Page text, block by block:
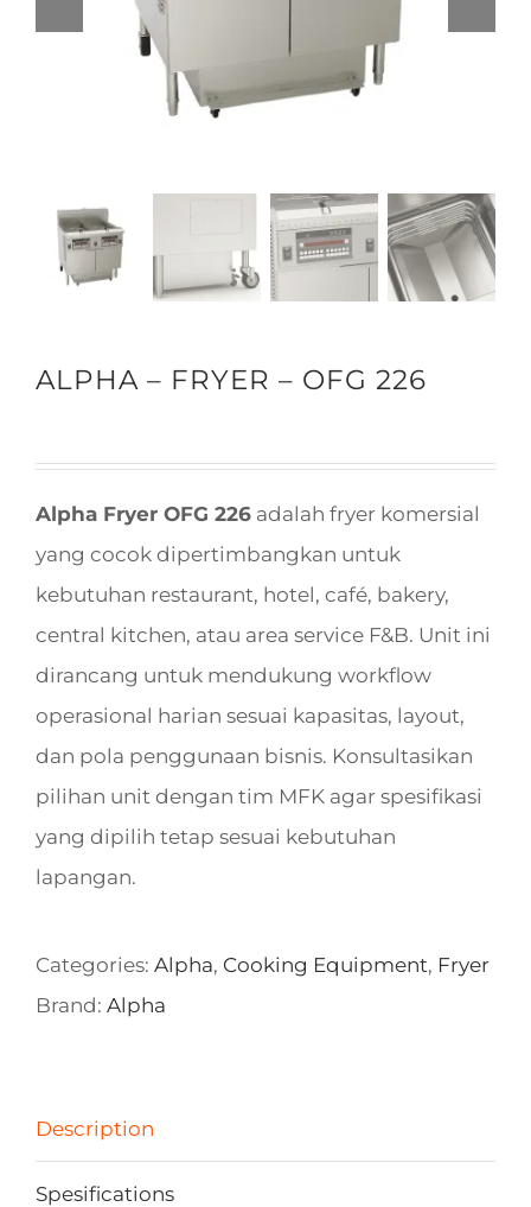
ALPHA – FRYER – OFG 226
Alpha Fryer OFG 226 adalah fryer komersial
yang cocok dipertimbangkan untuk
kebutuhan restaurant, hotel, café, bakery,
central kitchen, atau area service F&B. Unit ini
dirancang untuk mendukung workflow
operasional harian sesuai kapasitas, layout,
dan pola penggunaan bisnis. Konsultasikan
pilihan unit dengan tim MFK agar spesifikasi
yang dipilih tetap sesuai kebutuhan
lapangan.
Categories: Alpha, Cooking Equipment, Fryer
Brand: Alpha
Description
Spesifications